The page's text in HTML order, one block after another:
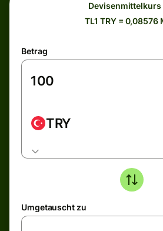
Devisenmittelkurs
TL1 TRY = 0,08576
Betrag
TRY
Umgetauscht zu